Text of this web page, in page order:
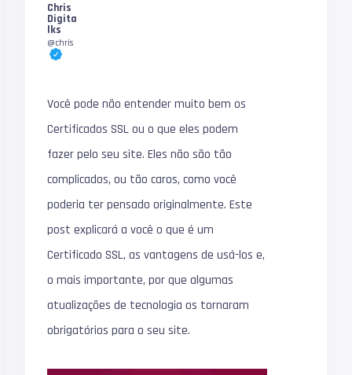
Chris
Digita
lks
@chris
Você pode não entender muito bem os
Certificados SSL ou o que eles podem
fazer pelo seu site. Eles não são tão
complicados, ou tão caros, como você
poderia ter pensado originalmente. Este
post explicará a você o que é um
Certificado SSL, as vantagens de usá-los e,
o mais importante, por que algumas
atualizações de tecnologia os tornaram
obrigatórios para o seu site.